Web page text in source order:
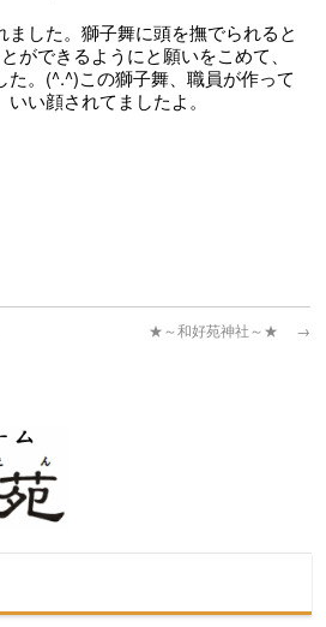
ました。獅子舞に頭を撫でられると
ができるようにと願いをこめて、
た。(^.^)この獅子舞、職員が作って
い顔されてましたよ。
★～和好苑神社～★ →